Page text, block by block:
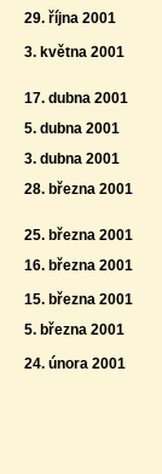
29. října 2001
3. května 2001
17. dubna 2001
5. dubna 2001
3. dubna 2001
28. března 2001
25. března 2001
16. března 2001
15. března 2001
5. března 2001
24. února 2001